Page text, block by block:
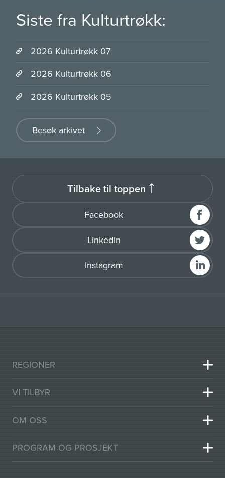
Siste fra Kulturtrøkk:
2026 Kulturtrøkk 07
2026 Kulturtrøkk 06
2026 Kulturtrøkk 05
Besøk arkivet
Facebook
LinkedIn
Instagram
Tilbake til toppen
REGIONER
VI TILBYR
OM OSS
PROGRAM OG PROSJEKT